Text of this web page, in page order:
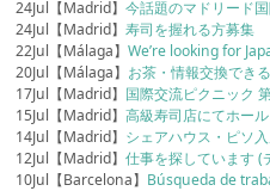
24Jul【Madrid】今話題のマドリード
24Jul【Madrid】寿司を握れる方募集
22Jul【Málaga】We’re looking for
20Jul【Málaga】 お茶・情報交換でき
17Jul【Madrid】 国際交流ピクニック
15Jul【Madrid】高級寿司店にてホー
14Jul【Madrid】 シェアハウス・ピソ
12Jul【Madrid】仕事を探しています (
10Jul【Barcelona】 Búsqueda de